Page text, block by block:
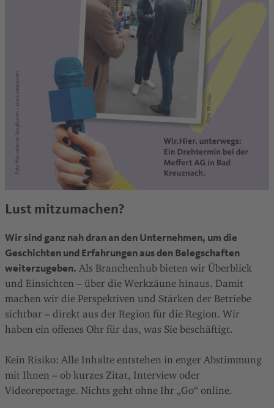
Lust mitzumachen?
Wir sind ganz nah dran an den Unternehmen, um die
Geschichten und Erfahrungen aus den Belegschaften
weiterzugeben. Als Branchenhub bieten wir Überblick
und Einsichten – über die Werkzäune hinaus. Damit
machen wir die Perspektiven und Stärken der Betriebe
sichtbar – direkt aus der Region für die Region. Wir
haben ein offenes Ohr für das, was Sie beschäftigt.
Kein Risiko: Alle Inhalte entstehen in enger Abstimmung
mit Ihnen – ob kurzes Zitat, Interview oder
Videoreportage. Nichts geht ohne Ihr „Go“ online.